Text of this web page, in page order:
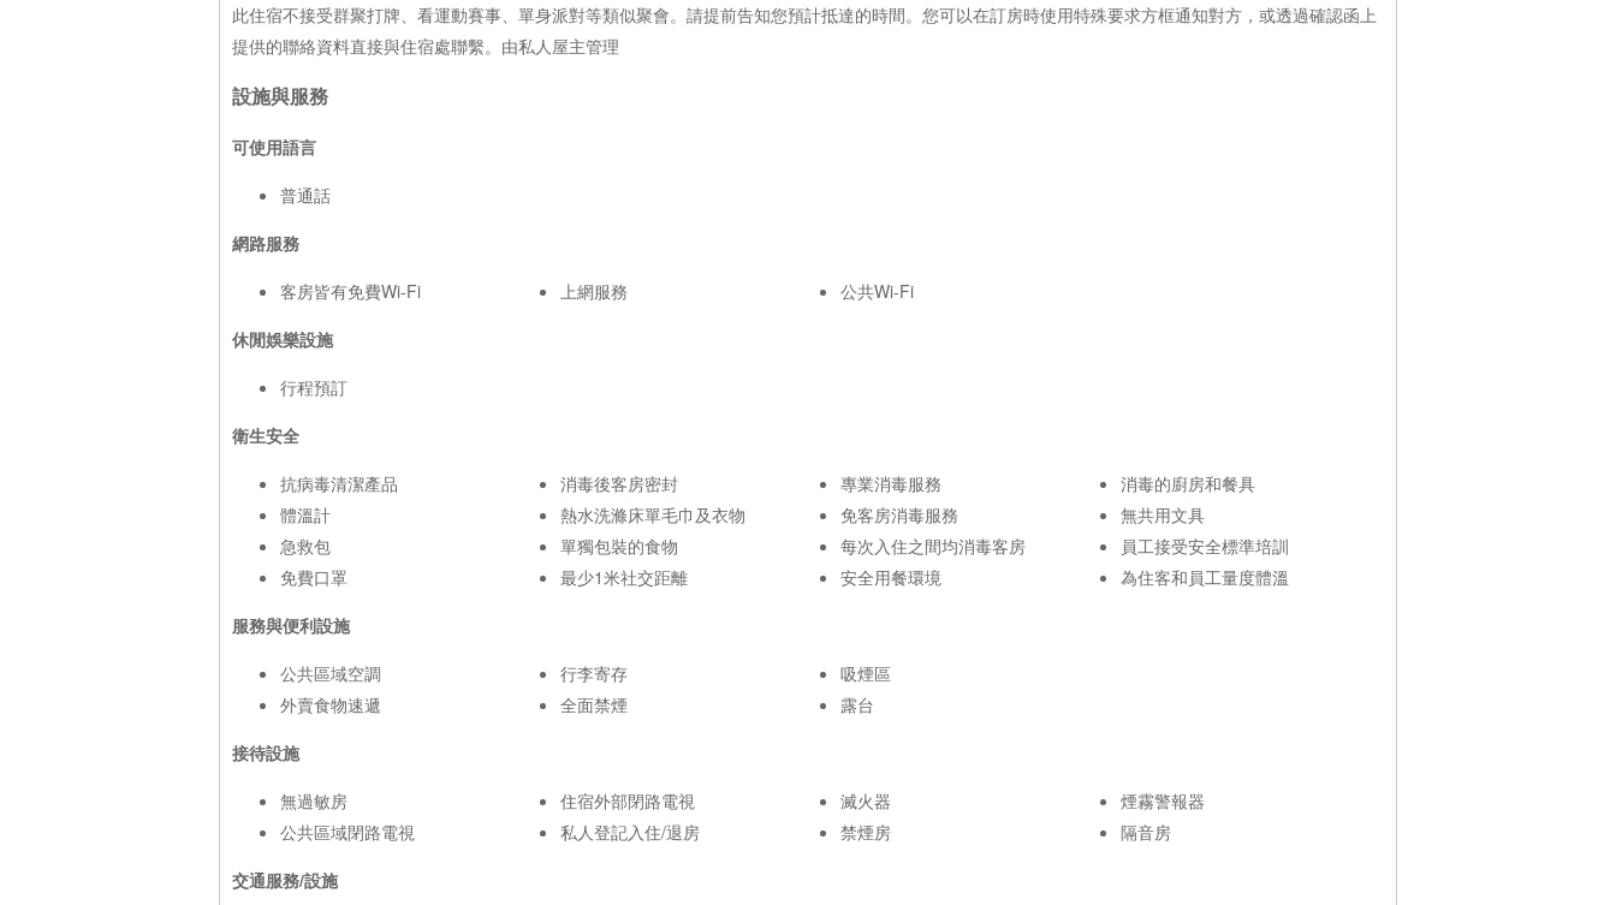
此住宿不接受群聚打牌、看運動賽事、單身派對等類似聚會。請提前告知您預計抵達的時間。您可以在訂房時使用特殊要求方框通知對方，或透過確認函上
提供的聯絡資料直接與住宿處聯繫。由私人屋主管理
設施與服務
可使用語言
普通話
網路服務
客房皆有免費Wi-Fi
上網服務
公共Wi-Fi
休閒娛樂設施
行程預訂
衛生安全
抗病毒清潔產品
體溫計
急救包
免費口罩
消毒後客房密封
熱水洗滌床單毛巾及衣物
單獨包裝的食物
最少1米社交距離
專業消毒服務
免客房消毒服務
每次入住之間均消毒客房
安全用餐環境
消毒的廚房和餐具
無共用文具
員工接受安全標準培訓
為住客和員工量度體溫
服務與便利設施
公共區域空調
外賣食物速遞
行李寄存
全面禁煙
吸煙區
露台
接待設施
無過敏房
公共區域閉路電視
住宿外部閉路電視
私人登記入住/退房
滅火器
禁煙房
煙霧警報器
隔音房
交通服務/設施